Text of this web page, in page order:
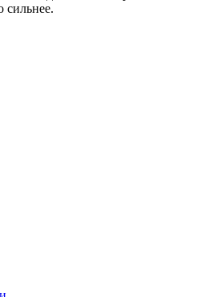
сильнее.